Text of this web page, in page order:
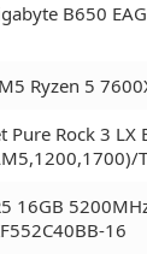
B650
Ryzen 5
Pure Rock 3 LX
16GB
16